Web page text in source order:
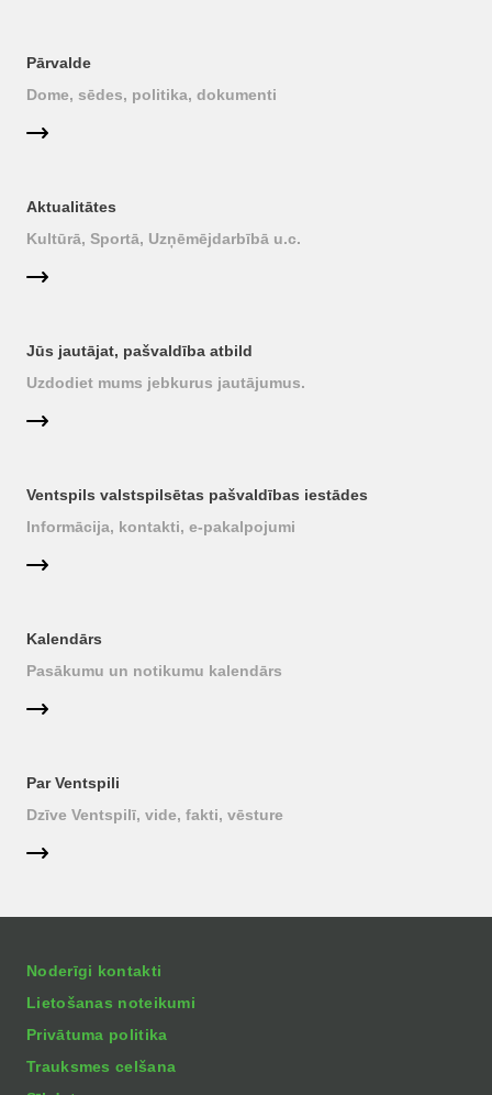
Pārvalde
Dome, sēdes, politika, dokumenti
Aktualitātes
Kultūrā, Sportā, Uzņēmējdarbībā u.c.
Jūs jautājat, pašvaldība atbild
Uzdodiet mums jebkurus jautājumus.
Ventspils valstspilsētas pašvaldības iestādes
Informācija, kontakti, e-pakalpojumi
Kalendārs
Pasākumu un notikumu kalendārs
Par Ventspili
Dzīve Ventspilī, vide, fakti, vēsture
Noderīgi kontakti
Lietošanas noteikumi
Privātuma politika
Trauksmes celšana